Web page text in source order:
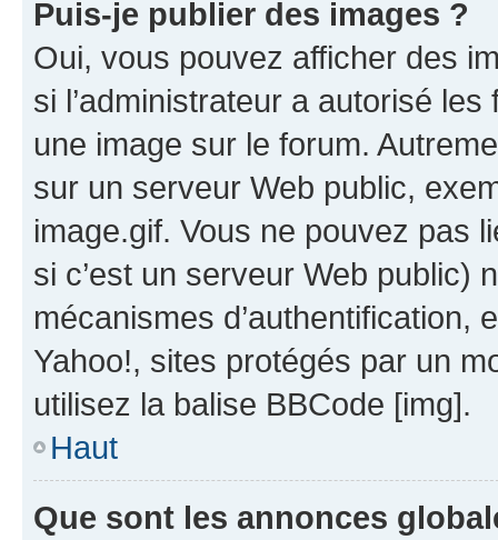
Puis-je publier des images ?
Oui, vous pouvez afficher des
si l’administrateur a autorisé
une image sur le forum.
sur un serveur Web public,
image.gif. Vous ne pouvez pas
si c’est un serveur Web public)
mécanismes d’authentification,
Yahoo!, sites protégés par un
utilisez la balise BBCode [img].
Haut
Que sont les annonces